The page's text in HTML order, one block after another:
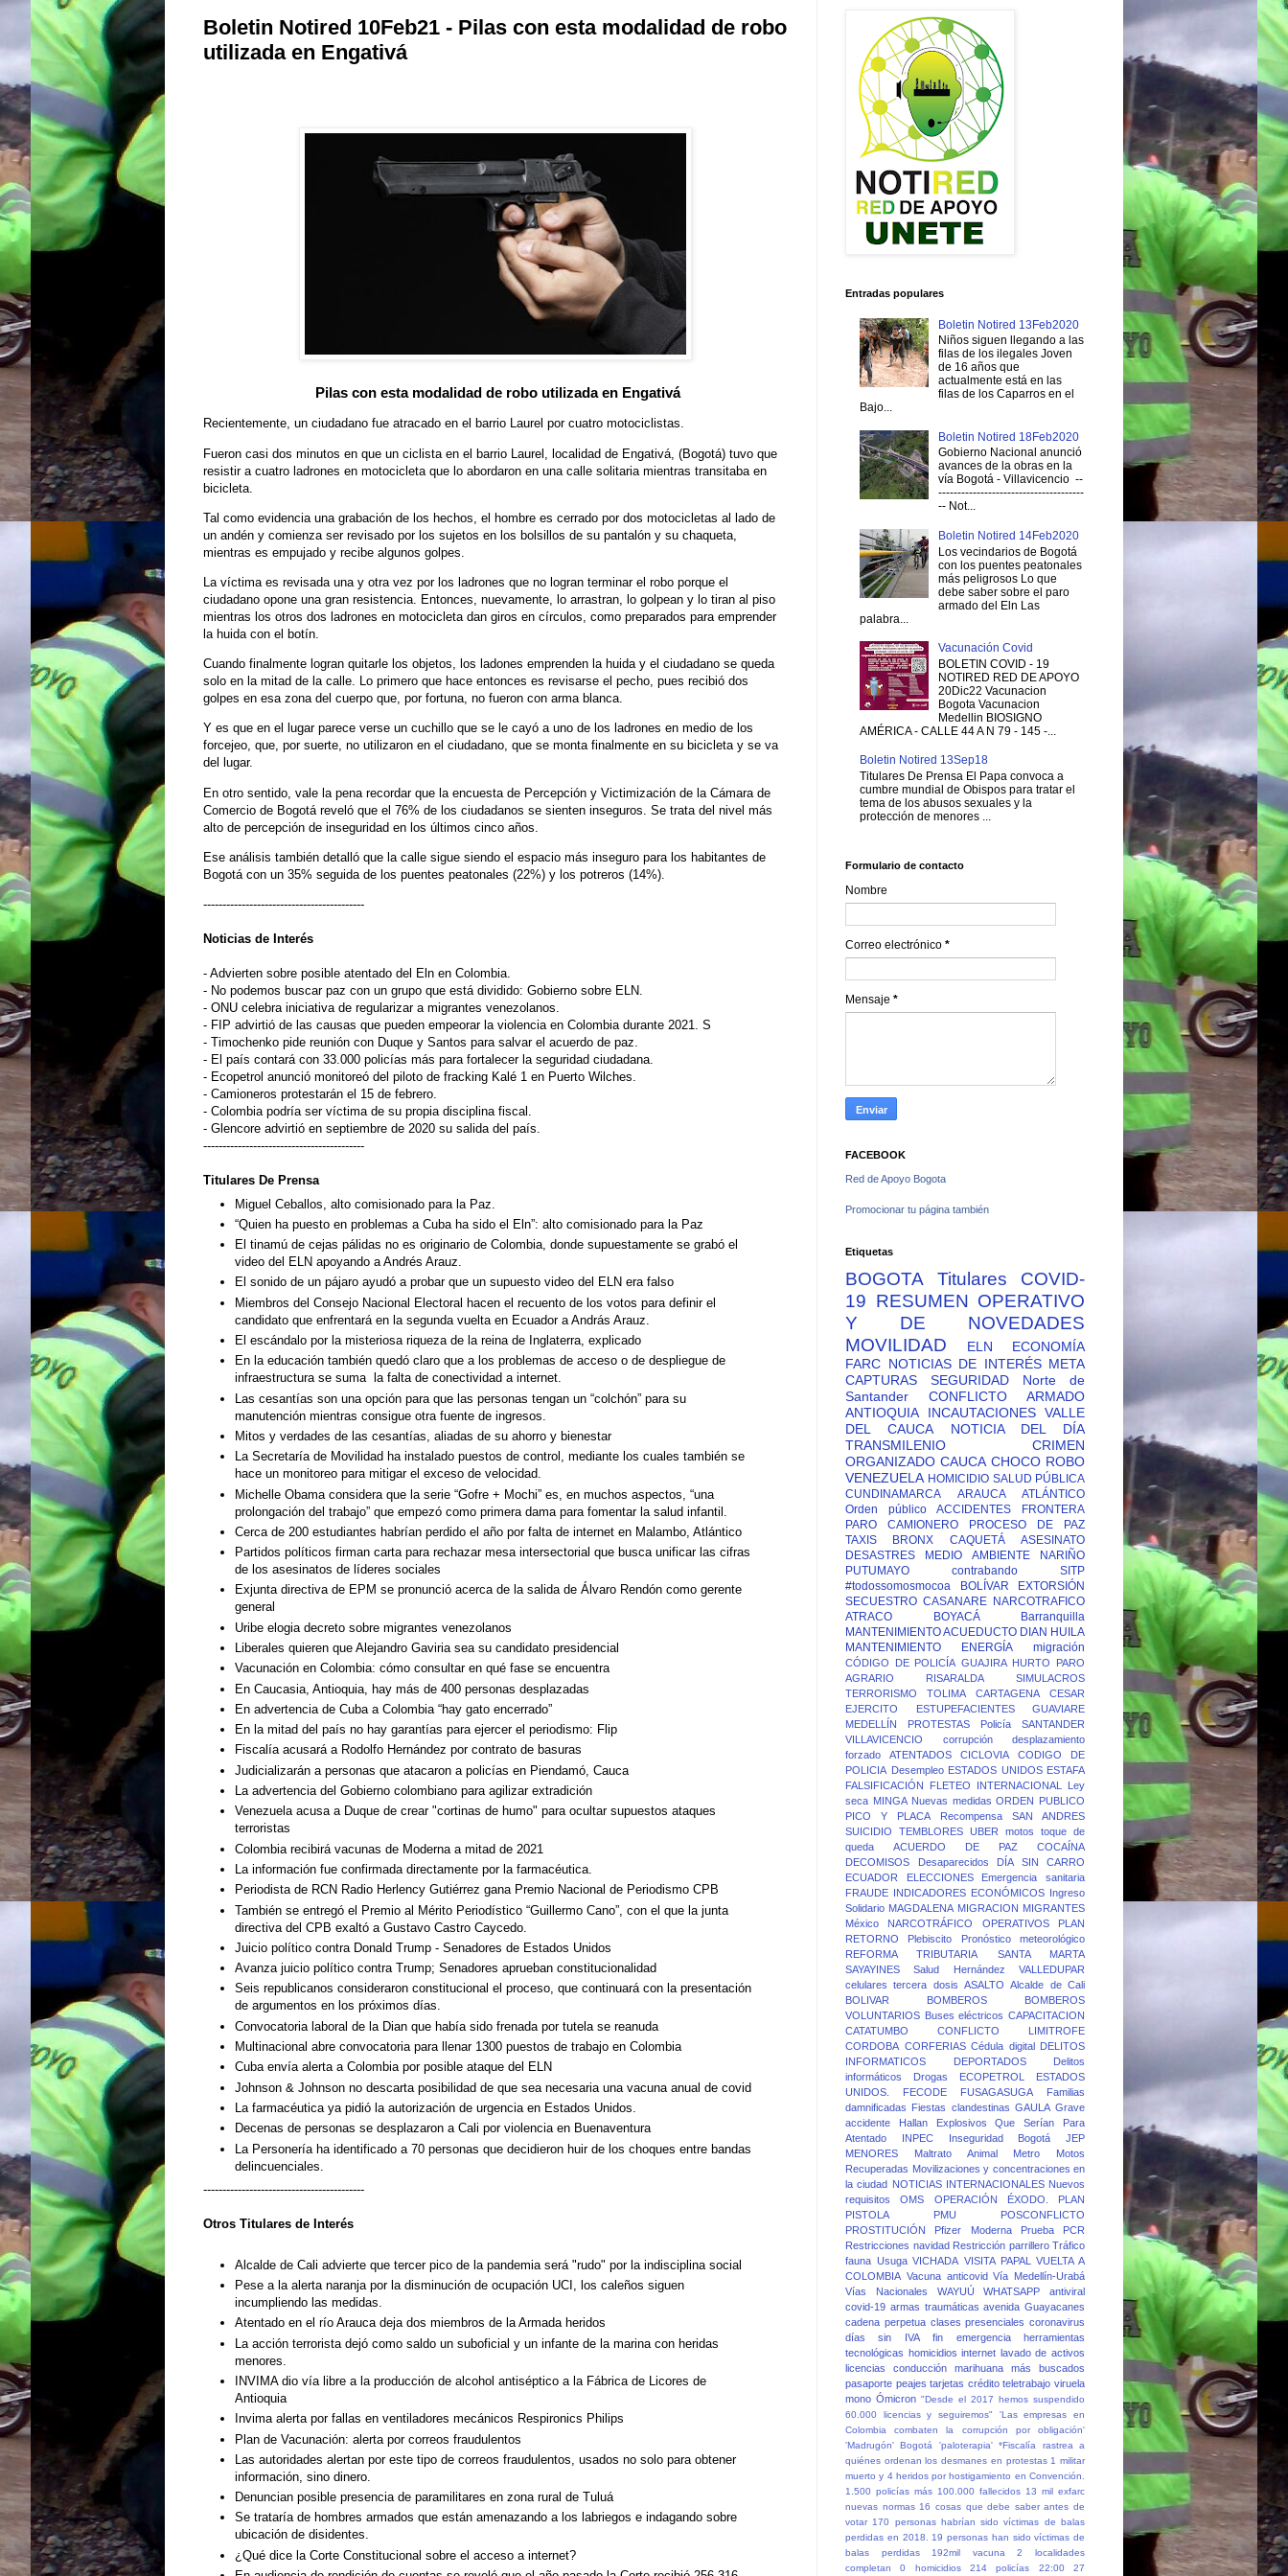
Boletin Notired 10Feb21 - Pilas con esta modalidad de robo
utilizada en Engativá
Pilas con esta modalidad de robo utilizada en Engativá
Recientemente, un ciudadano fue atracado en el barrio Laurel por cuatro motociclistas.
Fueron casi dos minutos en que un ciclista en el barrio Laurel, localidad de Engativá, (Bogotá) tuvo que
resistir a cuatro ladrones en motocicleta que lo abordaron en una calle solitaria mientras transitaba en
bicicleta.
Tal como evidencia una grabación de los hechos, el hombre es cerrado por dos motocicletas al lado de
un andén y comienza ser revisado por los sujetos en los bolsillos de su pantalón y su chaqueta,
mientras es empujado y recibe algunos golpes.
La víctima es revisada una y otra vez por los ladrones que no logran terminar el robo porque el
ciudadano opone una gran resistencia. Entonces, nuevamente, lo arrastran, lo golpean y lo tiran al piso
mientras los otros dos ladrones en motocicleta dan giros en círculos, como preparados para emprender
la huida con el botín.
Cuando finalmente logran quitarle los objetos, los ladones emprenden la huida y el ciudadano se queda
solo en la mitad de la calle. Lo primero que hace entonces es revisarse el pecho, pues recibió dos
golpes en esa zona del cuerpo que, por fortuna, no fueron con arma blanca.
Y es que en el lugar parece verse un cuchillo que se le cayó a uno de los ladrones en medio de los
forcejeo, que, por suerte, no utilizaron en el ciudadano, que se monta finalmente en su bicicleta y se va
del lugar.
En otro sentido, vale la pena recordar que la encuesta de Percepción y Victimización de la Cámara de
Comercio de Bogotá reveló que el 76% de los ciudadanos se sienten inseguros. Se trata del nivel más
alto de percepción de inseguridad en los últimos cinco años.
Ese análisis también detalló que la calle sigue siendo el espacio más inseguro para los habitantes de
Bogotá con un 35% seguida de los puentes peatonales (22%) y los potreros (14%).
------------------------------------------
Noticias de Interés
- Advierten sobre posible atentado del Eln en Colombia.
- No podemos buscar paz con un grupo que está dividido: Gobierno sobre ELN.
- ONU celebra iniciativa de regularizar a migrantes venezolanos.
- FIP advirtió de las causas que pueden empeorar la violencia en Colombia durante 2021. S
- Timochenko pide reunión con Duque y Santos para salvar el acuerdo de paz.
- El país contará con 33.000 policías más para fortalecer la seguridad ciudadana.
- Ecopetrol anunció monitoreó del piloto de fracking Kalé 1 en Puerto Wilches.
- Camioneros protestarán el 15 de febrero.
- Colombia podría ser víctima de su propia disciplina fiscal.
- Glencore advirtió en septiembre de 2020 su salida del país.
------------------------------------------
Titulares De Prensa
Miguel Ceballos, alto comisionado para la Paz.
“Quien ha puesto en problemas a Cuba ha sido el Eln”: alto comisionado para la Paz
El tinamú de cejas pálidas no es originario de Colombia, donde supuestamente se grabó el
video del ELN apoyando a Andrés Arauz.
El sonido de un pájaro ayudó a probar que un supuesto video del ELN era falso
Miembros del Consejo Nacional Electoral hacen el recuento de los votos para definir el
candidato que enfrentará en la segunda vuelta en Ecuador a András Arauz.
El escándalo por la misteriosa riqueza de la reina de Inglaterra, explicado
En la educación también quedó claro que a los problemas de acceso o de despliegue de
infraestructura se suma la falta de conectividad a internet.
Las cesantías son una opción para que las personas tengan un “colchón” para su
manutención mientras consigue otra fuente de ingresos.
Mitos y verdades de las cesantías, aliadas de su ahorro y bienestar
La Secretaría de Movilidad ha instalado puestos de control, mediante los cuales también se
hace un monitoreo para mitigar el exceso de velocidad.
Michelle Obama considera que la serie “Gofre + Mochi” es, en muchos aspectos, “una
prolongación del trabajo” que empezó como primera dama para fomentar la salud infantil.
Cerca de 200 estudiantes habrían perdido el año por falta de internet en Malambo, Atlántico
Partidos políticos firman carta para rechazar mesa intersectorial que busca unificar las cifras
de los asesinatos de líderes sociales
Exjunta directiva de EPM se pronunció acerca de la salida de Álvaro Rendón como gerente
general
Uribe elogia decreto sobre migrantes venezolanos
Liberales quieren que Alejandro Gaviria sea su candidato presidencial
Vacunación en Colombia: cómo consultar en qué fase se encuentra
En Caucasia, Antioquia, hay más de 400 personas desplazadas
En advertencia de Cuba a Colombia “hay gato encerrado”
En la mitad del país no hay garantías para ejercer el periodismo: Flip
Fiscalía acusará a Rodolfo Hernández por contrato de basuras
Judicializarán a personas que atacaron a policías en Piendamó, Cauca
La advertencia del Gobierno colombiano para agilizar extradición
Venezuela acusa a Duque de crear "cortinas de humo" para ocultar supuestos ataques
terroristas
Colombia recibirá vacunas de Moderna a mitad de 2021
La información fue confirmada directamente por la farmacéutica.
Periodista de RCN Radio Herlency Gutiérrez gana Premio Nacional de Periodismo CPB
También se entregó el Premio al Mérito Periodístico “Guillermo Cano”, con el que la junta
directiva del CPB exaltó a Gustavo Castro Caycedo.
Juicio político contra Donald Trump - Senadores de Estados Unidos
Avanza juicio político contra Trump; Senadores aprueban constitucionalidad
Seis republicanos consideraron constitucional el proceso, que continuará con la presentación
de argumentos en los próximos días.
Convocatoria laboral de la Dian que había sido frenada por tutela se reanuda
Multinacional abre convocatoria para llenar 1300 puestos de trabajo en Colombia
Cuba envía alerta a Colombia por posible ataque del ELN
Johnson & Johnson no descarta posibilidad de que sea necesaria una vacuna anual de covid
La farmacéutica ya pidió la autorización de urgencia en Estados Unidos.
Decenas de personas se desplazaron a Cali por violencia en Buenaventura
La Personería ha identificado a 70 personas que decidieron huir de los choques entre bandas
delincuenciales.
------------------------------------------
Otros Titulares de Interés
Alcalde de Cali advierte que tercer pico de la pandemia será "rudo" por la indisciplina social
Pese a la alerta naranja por la disminución de ocupación UCI, los caleños siguen
incumpliendo las medidas.
Atentado en el río Arauca deja dos miembros de la Armada heridos
La acción terrorista dejó como saldo un suboficial y un infante de la marina con heridas
menores.
INVIMA dio vía libre a la producción de alcohol antiséptico a la Fábrica de Licores de
Antioquia
Invima alerta por fallas en ventiladores mecánicos Respironics Philips
Plan de Vacunación: alerta por correos fraudulentos
Las autoridades alertan por este tipo de correos fraudulentos, usados no solo para obtener
información, sino dinero.
Denuncian posible presencia de paramilitares en zona rural de Tuluá
Se trataría de hombres armados que están amenazando a los labriegos e indagando sobre
ubicación de disidentes.
¿Qué dice la Corte Constitucional sobre el acceso a internet?
Entradas populares
Boletin Notired 13Feb2020
Niños siguen llegando a las
filas de los ilegales Joven
de 16 años que
actualmente está en las
filas de los Caparros en el
Bajo...
Boletin Notired 18Feb2020
Gobierno Nacional anunció
avances de la obras en la
vía Bogotá - Villavicencio --
--------------------------------------
-- Not...
Boletin Notired 14Feb2020
Los vecindarios de Bogotá
con los puentes peatonales
más peligrosos Lo que
debe saber sobre el paro
armado del Eln Las
palabra...
Vacunación Covid
BOLETIN COVID - 19
NOTIRED RED DE APOYO
20Dic22 Vacunacion
Bogota Vacunacion
Medellin BIOSIGNO
AMÉRICA - CALLE 44 A N 79 - 145 -...
Boletin Notired 13Sep18
Titulares De Prensa El Papa convoca a
cumbre mundial de Obispos para tratar el
tema de los abusos sexuales y la
protección de menores ...
Formulario de contacto
Nombre
Correo electrónico *
Mensaje *
FACEBOOK
Red de Apoyo Bogota
Promocionar tu página también
Etiquetas
BOGOTA Titulares
COVID-
19 RESUMEN OPERATIVO
Y DE NOVEDADES
MOVILIDAD
ELN
ECONOMÍA
FARC NOTICIAS DE INTERÉS META
CAPTURAS
SEGURIDAD
Norte de
Santander
CONFLICTO ARMADO
ANTIOQUIA
INCAUTACIONES VALLE
DEL CAUCA
NOTICIA DEL DÍA
TRANSMILENIO
CRIMEN
ORGANIZADO CAUCA CHOCO ROBO
VENEZUELA HOMICIDIO SALUD PÚBLICA
CUNDINAMARCA
ARAUCA
ATLÁNTICO
Orden público
ACCIDENTES
FRONTERA
PARO CAMIONERO
PROCESO DE PAZ
TAXIS
BRONX CAQUETÁ
ASESINATO
DESASTRES
MEDIO AMBIENTE
NARIÑO
PUTUMAYO
contrabando
SITP
#todossomosmocoa
BOLÍVAR
EXTORSIÓN
SECUESTRO CASANARE NARCOTRAFICO
ATRACO
BOYACÁ
Barranquilla
MANTENIMIENTO ACUEDUCTO DIAN HUILA
MANTENIMIENTO ENERGÍA
migración
CÓDIGO DE POLICÍA GUAJIRA HURTO
PARO
AGRARIO
RISARALDA
SIMULACROS
TERRORISMO
TOLIMA CARTAGENA
CESAR
EJERCITO
ESTUPEFACIENTES
GUAVIARE
MEDELLÍN
PROTESTAS Policía
SANTANDER
VILLAVICENCIO
corrupción
desplazamiento
forzado
ATENTADOS CICLOVIA
CODIGO DE
POLICIA Desempleo ESTADOS UNIDOS ESTAFA
FALSIFICACIÓN
FLETEO INTERNACIONAL
Ley
seca MINGA Nuevas medidas ORDEN PUBLICO
PICO Y PLACA
Recompensa
SAN ANDRES
SUICIDIO
TEMBLORES UBER motos
toque de
queda
ACUERDO DE PAZ
COCAÍNA
DECOMISOS
Desaparecidos
DÍA SIN CARRO
ECUADOR
ELECCIONES
Emergencia sanitaria
FRAUDE
INDICADORES ECONÓMICOS
Ingreso
Solidario MAGDALENA MIGRACION MIGRANTES
México
NARCOTRÁFICO OPERATIVOS
PLAN
RETORNO
Plebiscito
Pronóstico meteorológico
REFORMA TRIBUTARIA
SANTA MARTA
SAYAYINES
Salud Hernández
VALLEDUPAR
celulares
tercera dosis ASALTO
Alcalde de Cali
BOLIVAR
BOMBEROS
BOMBEROS
VOLUNTARIOS Buses eléctricos CAPACITACION
CATATUMBO
CONFLICTO LIMITROFE
CORDOBA CORFERIAS Cédula digital
DELITOS
INFORMATICOS
DEPORTADOS
Delitos
informáticos
Drogas ECOPETROL
ESTADOS
UNIDOS.
FECODE FUSAGASUGA
Familias
damnificadas
Fiestas clandestinas GAULA Grave
accidente
Hallan Explosivos Que Serían Para
Atentado
INPEC Inseguridad Bogotá
JEP
MENORES
Maltrato Animal Metro
Motos
Recuperadas Movilizaciones y concentraciones en
la ciudad NOTICIAS INTERNACIONALES Nuevos
requisitos
OMS OPERACIÓN ÉXODO.
PLAN
PISTOLA
PMU
POSCONFLICTO
PROSTITUCIÓN
Pfizer Moderna
Prueba PCR
Restricciones navidad Restricción parrillero Tráfico
fauna Usuga VICHADA VISITA PAPAL
VUELTA A
COLOMBIA Vacuna anticovid Vía Medellín-Urabá
Vías Nacionales
WAYUÚ WHATSAPP
antiviral
covid-19 armas traumáticas avenida Guayacanes
cadena perpetua clases presenciales coronavirus
días sin IVA
fin emergencia
herramientas
tecnológicas homicidios internet lavado de activos
licencias conducción
marihuana
más buscados
pasaporte peajes tarjetas crédito teletrabajo viruela
mono Ómicron "Desde el 2017 hemos suspendido
60.000 licencias y seguiremos"
'Las empresas en
Colombia combaten la corrupción por obligación'
'Madrugón' Bogotá
'paloterapia' *Fiscalía rastrea a
quiénes ordenan los desmanes en protestas 1 militar
muerto y 4 heridos por hostigamiento en Convención.
1.500 policías más 100.000 fallecidos 13 mil exfarc
nuevas normas 16 cosas que debe saber antes de
votar 170 personas habrían sido víctimas de balas
perdidas en 2018. 19 personas han sido víctimas de
balas perdidas
192mil vacuna
2 localidades
completan 0 homicidios
214 policías 22:00 27